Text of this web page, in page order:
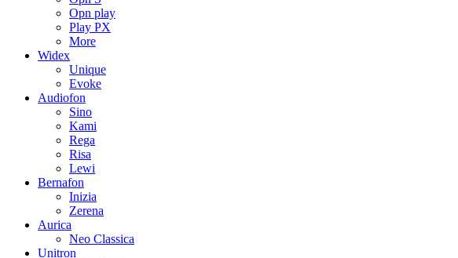
Opn play
Play PX
More
Widex
Unique
Evoke
Audiofon
Sino
Kami
Rega
Risa
Lewi
Bernafon
Inizia
Zerena
Aurica
Neo Classica
Unitron